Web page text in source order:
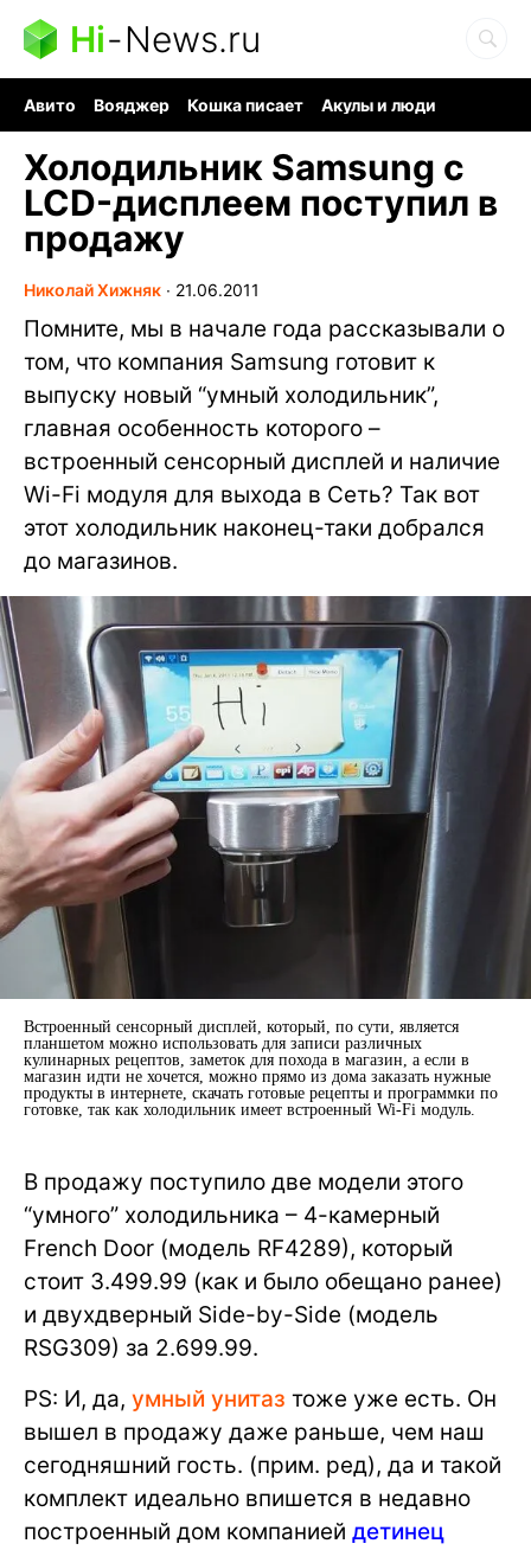
Hi-News.ru
Авито Вояджер Кошка писает
Акулы и люди
Холодильник Samsung с
LCD-дисплеем поступил в
продажу
Николай Хижняк ∙ 21.06.2011
Помните, мы в начале года рассказывали о
том, что компания Samsung готовит к
выпуску новый “умный холодильник”,
главная особенность которого –
встроенный сенсорный дисплей и наличие
Wi-Fi модуля для выхода в Сеть? Так вот
этот холодильник наконец-таки добрался
до магазинов.
Встроенный сенсорный дисплей, который, по сути, является
планшетом можно использовать для записи различных
кулинарных рецептов, заметок для похода в магазин, а если в
магазин идти не хочется, можно прямо из дома заказать нужные
продукты в интернете, скачать готовые рецепты и программки по
готовке, так как холодильник имеет встроенный Wi-Fi модуль.
В продажу поступило две модели этого
“умного” холодильника – 4-камерный
French Door (модель RF4289), который
стоит 3.499.99 (как и было обещано ранее)
и двухдверный Side-by-Side (модель
RSG309) за 2.699.99.
PS: И, да, умный унитаз тоже уже есть. Он
вышел в продажу даже раньше, чем наш
сегодняшний гость. (прим. ред), да и такой
комплект идеально впишется в недавно
построенный дом компанией детинец